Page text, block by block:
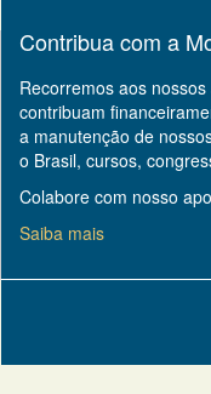
Contribua com a
Recorremos aos
contribuam
a manutenção de
o Brasil, cursos,
Colabore com nosso
Saiba mais